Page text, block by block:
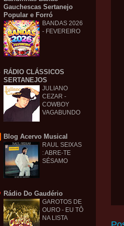
Gauchescas Sertanejo
Popular e Forró
BANDAS 2026
- FEVEREIRO
RÁDIO CLÁSSICOS
SERTANEJOS
JULIANO
CEZAR -
COWBOY
VAGABUNDO
Blog Acervo Musical
RAUL SEIXAS
: ABRE-TE
SÉSAMO
Rádio Do Gaudério
GAROTOS DE
OURO - EU TÔ
NA LISTA